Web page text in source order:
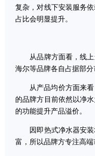
复杂，对线下安装服务
占比会明显提升。
从品牌方面看，线上
海尔等品牌各自占据部
从产品均价方面来看
的品牌方目前依然以净
的功能提升产品溢价。
因即热式净水器安装
富，所以品牌方专注高